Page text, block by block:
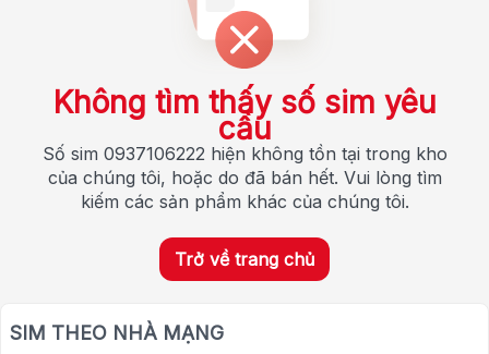
Không tìm thấy số sim yêu
cầu
Số sim 0937106222 hiện không tồn tại trong kho
của chúng tôi, hoặc do đã bán hết. Vui lòng tìm
kiếm các sản phẩm khác của chúng tôi.
Trở về trang chủ
SIM THEO NHÀ MẠNG